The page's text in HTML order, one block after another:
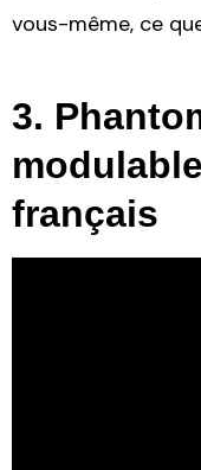
vous-même, ce
3.
français